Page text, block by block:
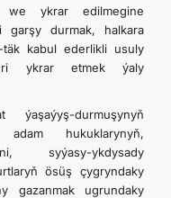
we ykrar edilmegine
garşy durmak, halkara
täk kabul ederlikli usuly
ykrar etmek ýaly
ýaşaýyş-durmuşynyň
hukuklarynyň,
syýasy-ykdysady
ösüş çygryndaky
gazanmak ugrundaky